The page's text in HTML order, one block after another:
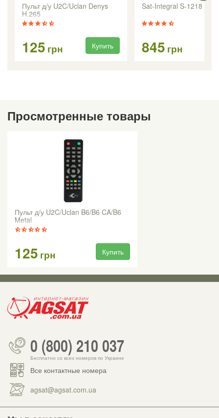
Пульт д/у U2C/Uclan Denys
H.265
125 грн Купить
Sat-Integral S-1218 HD
845 грн
Просмотренные товары
Пульт д/у U2C/Uclan B6/B6 CA/B6
Metal
125 грн Купить
0 (800) 210 037
Бесплатно со всех номеров по Украине
Все контактные номера
agsat@agsat.com.ua